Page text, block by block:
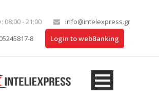
08:00 - 21:00
info@intelexpress.gr
8
Login to webBanking